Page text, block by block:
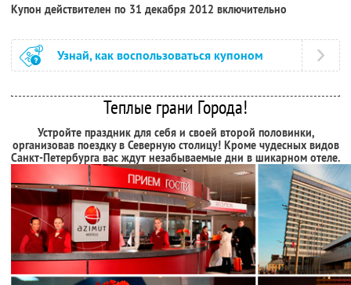
Купон действителен по 31 декабря 2012 включительно
Узнай, как воспользоваться купоном
Теплые грани Города!
Устройте праздник для себя и своей второй половинки,
организовав поездку в Северную столицу! Кроме чудесных видов
Санкт-Петербурга вас ждут незабываемые дни в шикарном отеле.